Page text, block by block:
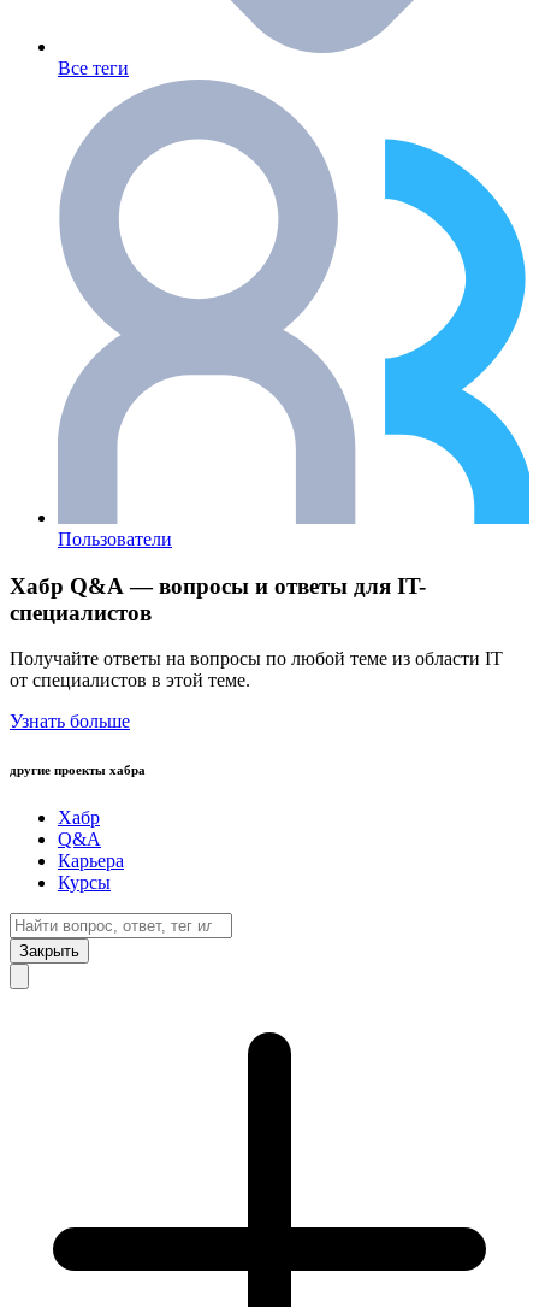
Все теги
Пользователи
Хабр Q&A — вопросы и ответы для IT-
специалистов
Получайте ответы на вопросы по любой теме из области IT
от специалистов в этой теме.
Узнать больше
другие проекты хабра
Хабр
Q&A
Карьера
Курсы
Закрыть